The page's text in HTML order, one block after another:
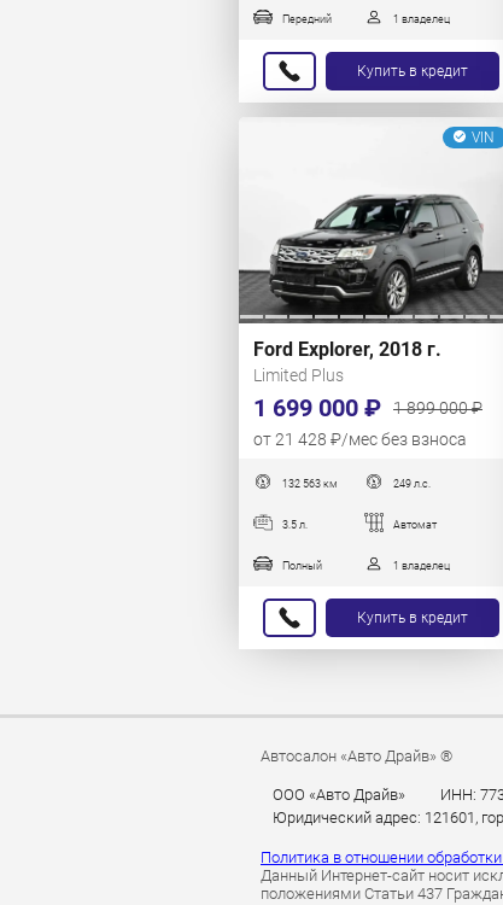
Передний 1 владелец
Купить в кредит
VIN
Ford Explorer, 2018 г.
Limited Plus
1 699 000 ₽
1 899 000 ₽
от 21 428 ₽/мес без взноса
132 563 км 249 л.с.
3.5 л. Автомат
Полный 1 владелец
Купить в кредит
Автосалон «Авто Драйв» ®
ООО «Авто Драйв» ИНН:
Юридический адрес: 121601,
Политика в отношении
Данный Интернет-сайт носит
положениями Статьи 437